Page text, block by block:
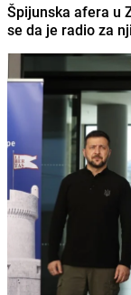
Špijunska afera u
se da je radio za